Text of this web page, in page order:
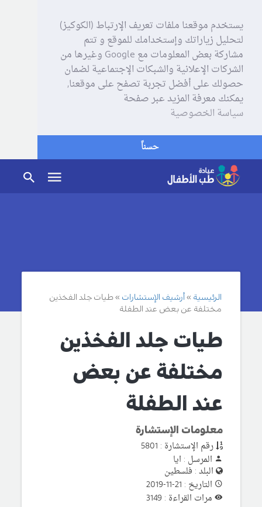
يستخدم موقعنا ملفات تعريف الإرتباط (الكوكيز)
لتحليل زياراتك وإستخدامك للموقع و تتم
مشاركة بعض المعلومات مع Google وغيرها من
الشركات الإعلانية والشبكات الإجتماعية لضمان
حصولك على أفضل تجربة تصفح على موقعنا,
يمكنك معرفة المزيد عبر صفحة
سياسة الخصوصية
حسناً
الرئيسية أرشيف الإستشارات
طيات جلد الفخذين
مختلفة عن بعض عند الطفلة
طيات جلد الفخذين
مختلفة عن بعض
عند الطفلة
معلومات الإستشارة
رقم الإستشارة : 5801
المرسل : ايا
البلد : فلسطين
التاريخ : 21-11-2019
مرات القراءة : 3149